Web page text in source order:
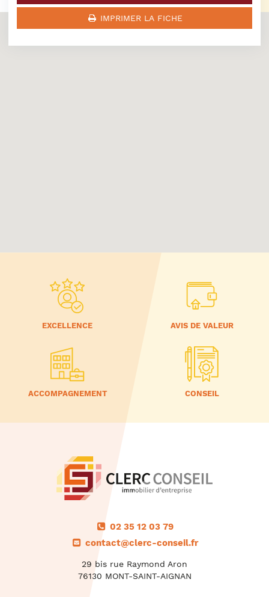
IMPRIMER LA FICHE
EXCELLENCE AVIS DE VALEUR
ACCOMPAGNEMENT CONSEIL
02 35 12 03 79
contact@clerc-conseil.fr
29 bis rue Raymond Aron
76130 MONT-SAINT-AIGNAN